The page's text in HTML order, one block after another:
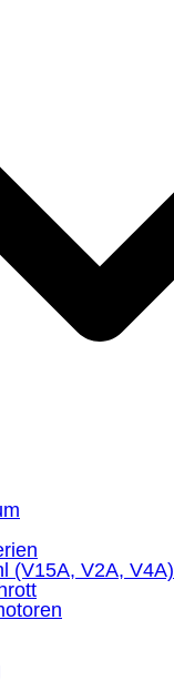
(V15A, V2A, V4A)